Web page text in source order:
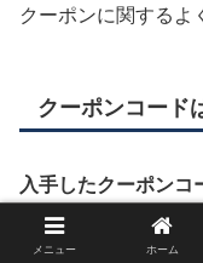
クーポンに関するよ
クーポンコード
入手したクーポンコ
す。
メニュー ホーム